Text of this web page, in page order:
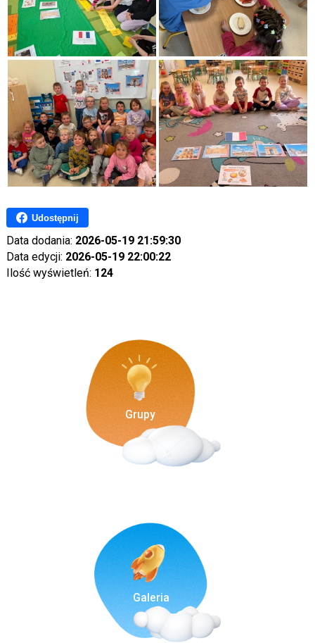
Udostępnij
Data dodania: 2026-05-19 21:59:30
Data edycji: 2026-05-19 22:00:22
Ilość wyświetleń: 124
Grupy
Galeria